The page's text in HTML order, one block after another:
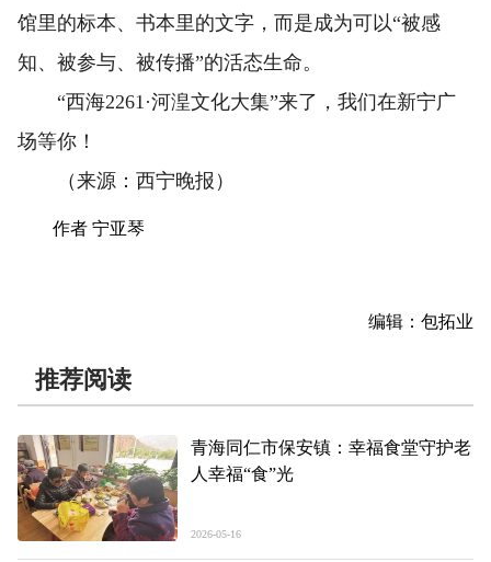
馆里的标本、书本里的文字，而是成为可以“被感
知、被参与、被传播”的活态生命。
“西海2261·河湟文化大集”来了，我们在新宁广
场等你！
（来源：西宁晚报）
作者 宁亚琴
编辑：包拓业
推荐阅读
青海同仁市保安镇：幸福食堂守护老
人幸福“食”光
2026-05-16